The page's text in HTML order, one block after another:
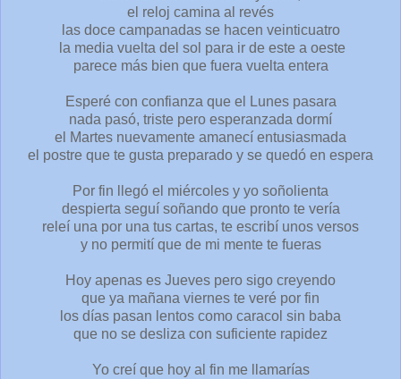
el reloj camina al revés
las doce campanadas se hacen veinticuatro
la media vuelta del sol para ir de este a oeste
parece más bien que fuera vuelta entera
Esperé con confianza que el Lunes pasara
nada pasó, triste pero esperanzada dormí
el Martes nuevamente amanecí entusiasmada
el postre que te gusta preparado y se quedó en espera
Por fin llegó el miércoles y yo soñolienta
despierta seguí soñando que pronto te vería
releí una por una tus cartas, te escribí unos versos
y no permití que de mi mente te fueras
Hoy apenas es Jueves pero sigo creyendo
que ya mañana viernes te veré por fin
los días pasan lentos como caracol sin baba
que no se desliza con suficiente rapidez
Yo creí que hoy al fin me llamarías